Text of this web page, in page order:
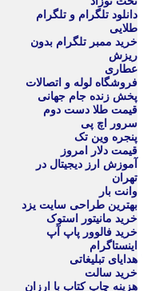
دانلود تلگرام و تلگرام
طلایی
خرید ممبر تلگرام بدون
ریزش
عطاری
فروشگاه لوله و اتصالات
پخش زنده جام جهانی
قیمت طلا دست دوم
سرور اچ پی
پنجره وین تک
قیمت دلار امروز
آموزش ارز دیجیتال در
تهران
وانت بار
بهترین طراحی سایت یزد
خرید مانیتور استوک
خرید فالوور پاپ آپ
اینستاگرام
هدایای تبلیغاتی
خرید سالت
هزینه چاپ کتاب با ارزان